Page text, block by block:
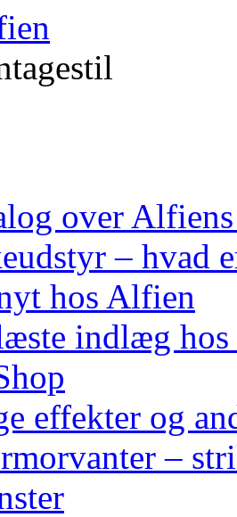
over
– hvad
hos Alfien
indlæg
effekter og
–